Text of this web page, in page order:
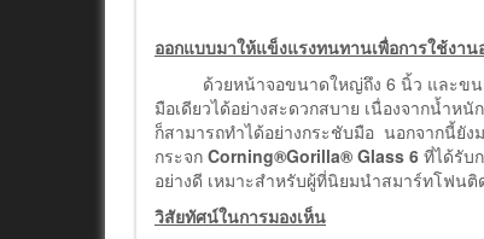
ออกแบบมาให้แข็งแรงทนทานเพื่อการใช้งา
ด้วยหน้าจอขนาดใหญ่ถึง 6 นิ้ว และขนาด
มือเดียวได้อย่างสะดวกสบาย เนื่องจากน้ำหนั
ก็สามารถทำได้อย่างกระชับมือ นอกจากนี้ยั
กระจก Corning®Gorilla® Glass 6 ที่ได้รับ
อย่างดี เหมาะสำหรับผู้ที่นิยมนำสมาร์ทโฟน
วิสัยทัศน์ในการมองเห็น